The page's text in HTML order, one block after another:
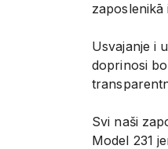
Usvajanje i
doprinosi
Svi naši
Model 231